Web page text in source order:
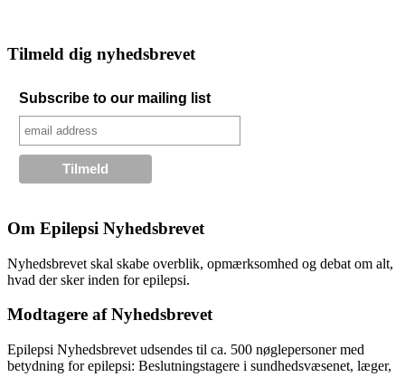
Tilmeld dig nyhedsbrevet
Subscribe to our mailing list
Om Epilepsi Nyhedsbrevet
Nyhedsbrevet skal skabe overblik, opmærksomhed og debat om alt,
hvad der sker inden for epilepsi.
Modtagere af Nyhedsbrevet
Epilepsi Nyhedsbrevet udsendes til ca. 500 nøglepersoner med
betydning for epilepsi: Beslutningstagere i sundhedsvæsenet, læger,